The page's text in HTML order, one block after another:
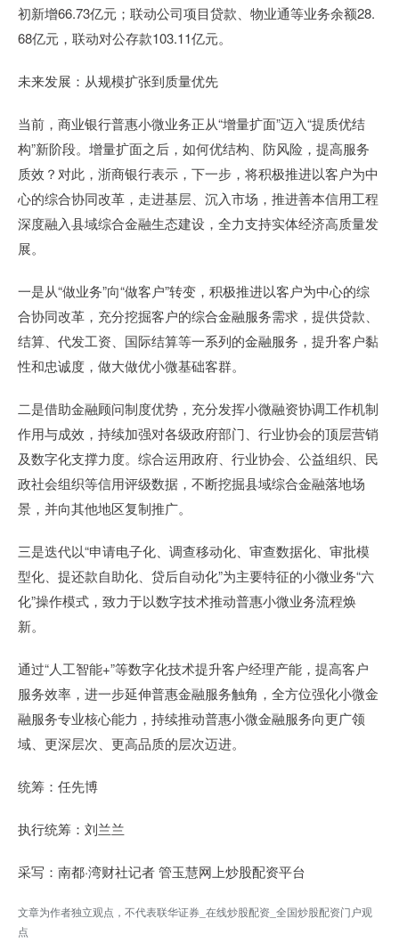
初新增66.73亿元；联动公司项目贷款、物业通等业务余额28.
68亿元，联动对公存款103.11亿元。
未来发展：从规模扩张到质量优先
当前，商业银行普惠小微业务正从“增量扩面”迈入“提质优结
构”新阶段。增量扩面之后，如何优结构、防风险，提高服务
质效？对此，浙商银行表示，下一步，将积极推进以客户为中
心的综合协同改革，走进基层、沉入市场，推进善本信用工程
深度融入县域综合金融生态建设，全力支持实体经济高质量发
展。
一是从“做业务”向“做客户”转变，积极推进以客户为中心的综
合协同改革，充分挖掘客户的综合金融服务需求，提供贷款、
结算、代发工资、国际结算等一系列的金融服务，提升客户黏
性和忠诚度，做大做优小微基础客群。
二是借助金融顾问制度优势，充分发挥小微融资协调工作机制
作用与成效，持续加强对各级政府部门、行业协会的顶层营销
及数字化支撑力度。综合运用政府、行业协会、公益组织、民
政社会组织等信用评级数据，不断挖掘县域综合金融落地场
景，并向其他地区复制推广。
三是迭代以“申请电子化、调查移动化、审查数据化、审批模
型化、提还款自助化、贷后自动化”为主要特征的小微业务“六
化”操作模式，致力于以数字技术推动普惠小微业务流程焕
新。
通过“人工智能+”等数字化技术提升客户经理产能，提高客户
服务效率，进一步延伸普惠金融服务触角，全方位强化小微金
融服务专业核心能力，持续推动普惠小微金融服务向更广领
域、更深层次、更高品质的层次迈进。
统筹：任先博
执行统筹：刘兰兰
采写：南都·湾财社记者 管玉慧网上炒股配资平台
文章为作者独立观点，不代表联华证券_在线炒股配资_全国炒股配资门户观
点